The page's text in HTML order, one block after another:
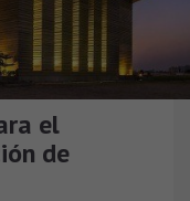
el
de